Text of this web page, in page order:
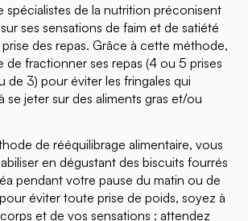
spécialistes de la nutrition préconisent
ses sensations de faim et de satiété
des repas. Grâce à cette méthode,
de fractionner ses repas (4 ou 5 prises
de 3) pour éviter les fringales qui
se jeter sur des aliments gras et/ou
de rééquilibrage alimentaire, vous
en dégustant des biscuits fourrés
pendant votre pause du matin ou de
éviter toute prise de poids, soyez à
et de vos sensations : attendez